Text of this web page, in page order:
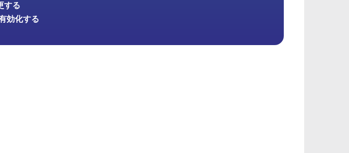
する
効化する